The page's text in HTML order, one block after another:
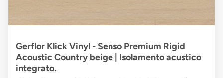
Gerflor Klick Vinyl - Senso Premium Rigid
Acoustic Country beige | Isolamento acustico
integrato.